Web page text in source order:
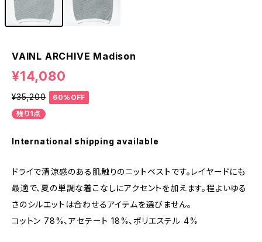
VAINL ARCHIVE Madison
¥14,080
¥35,200
60%OFF
残り1点
International shipping available
ドライで清涼感のある肌触りのニットベストです。レイヤードにも
最適で、夏の単調な着こなしにアクセントを加えます。程よいゆる
さのシルエットは合わせるアイテムを選びません。
コットン 78%、アセテート 18%、ポリエステル 4%